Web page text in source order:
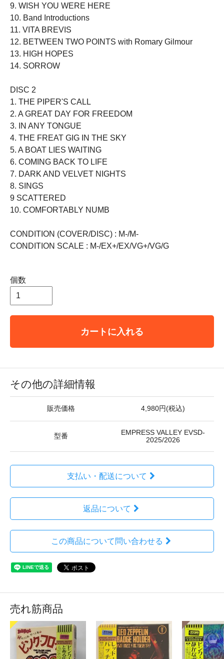
9. WISH YOU WERE HERE
10. Band Introductions
11. VITA BREVIS
12. BETWEEN TWO POINTS with Romary Gilmour
13. HIGH HOPES
14. SORROW
DISC 2
1. THE PIPER'S CALL
2. A GREAT DAY FOR FREEDOM
3. IN ANY TONGUE
4. THE FREAT GIG IN THE SKY
5. A BOAT LIES WAITING
6. COMING BACK TO LIFE
7. DARK AND VELVET NIGHTS
8. SINGS
9 SCATTERED
10. COMFORTABLY NUMB
CONDITION (COVER/DISC) : M-/M-
CONDITION SCALE : M-/EX+/EX/VG+/VG/G
個数
カートに入れる
その他の詳細情報
販売価格 4,980円(税込)
型番
EMPRESS VALLEY EVSD-
2025/2026
支払い・配送について
返品について
この商品について問い合わせる
売れ筋商品